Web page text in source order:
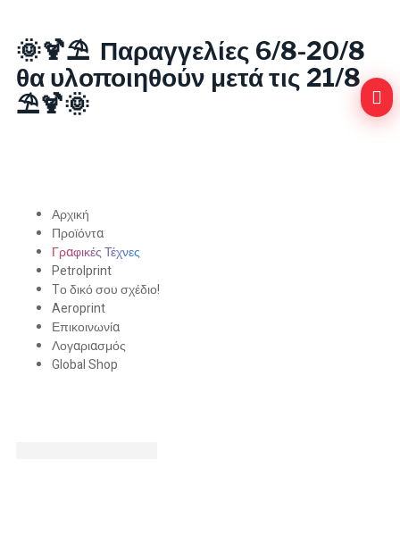
🌞🍹⛱️ Παραγγελίες 6/8-20/8
θα υλοποιηθούν μετά τις 21/8
⛱️🍹🌞
Αρχική
Προϊόντα
Γραφικές Τέχνες
Petrolprint
Tο δικό σου σχέδιο!
Aeroprint
Επικοινωνία
Λογαριασμός
Global Shop